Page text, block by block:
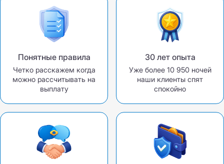
Понятные правила
Четко расскажем когда
можно рассчитывать на
выплату
30 лет опыта
Уже более 10 950 ночей
наши клиенты спят
спокойно